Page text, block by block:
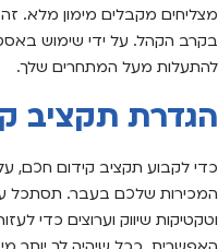
מצליחים מקבלים מימון מלא.
בקרב הקהל. על ידי שימוש
להתעלות מעל המתחרים שלך.
הגדרת תקציב
כדי לקבוע תקציב קידום חכם,
המכירות שלכם בעבר. תסתכל
וטקטיקות שיווק וערוצים כדי